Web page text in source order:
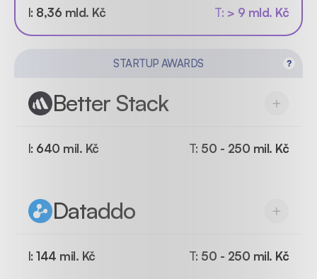
I: 8,36 mld. Kč T: > 9 mld. Kč
Better Stack
STARTUP AWARDS
I: 640 mil. Kč T: 50 - 250 mil. Kč
Dataddo
I:144 mil. Kč T: 50 - 250 mil. Kč